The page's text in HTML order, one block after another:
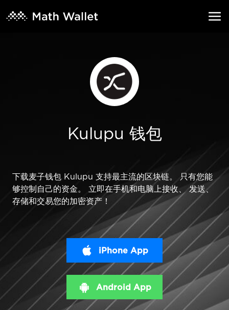
Kulupu 钱包
下载麦子钱包 Kulupu 支持最主流的区块链。 只有您能
够控制自己的资金。 立即在手机和电脑上接收、 发送、
存储和交易您的加密资产！
iPhone App
Android App